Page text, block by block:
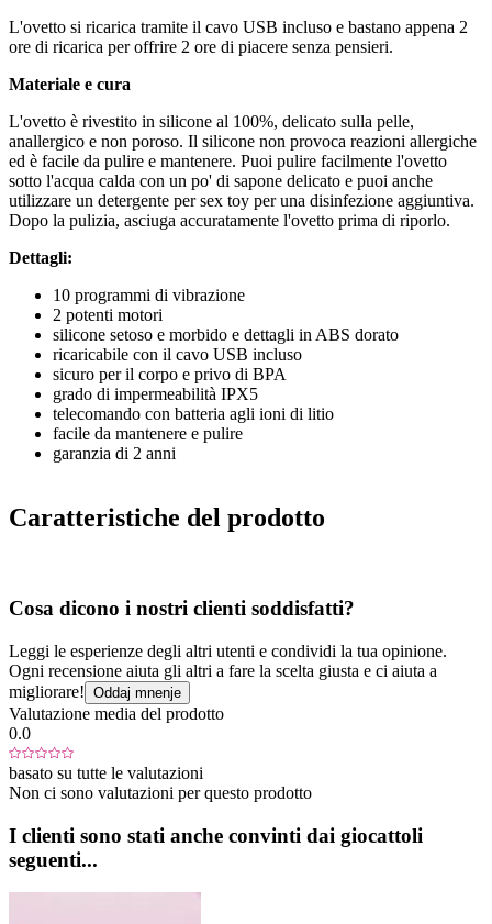
L'ovetto si ricarica tramite il cavo USB incluso e bastano appena 2
ore di ricarica per offrire 2 ore di piacere senza pensieri.
Materiale e cura
L'ovetto è rivestito in silicone al 100%, delicato sulla pelle,
anallergico e non poroso. Il silicone non provoca reazioni allergiche
ed è facile da pulire e mantenere. Puoi pulire facilmente l'ovetto
sotto l'acqua calda con un po' di sapone delicato e puoi anche
utilizzare un detergente per sex toy per una disinfezione aggiuntiva.
Dopo la pulizia, asciuga accuratamente l'ovetto prima di riporlo.
Dettagli:
10 programmi di vibrazione
2 potenti motori
silicone setoso e morbido e dettagli in ABS dorato
ricaricabile con il cavo USB incluso
sicuro per il corpo e privo di BPA
grado di impermeabilità IPX5
telecomando con batteria agli ioni di litio
facile da mantenere e pulire
garanzia di 2 anni
Caratteristiche del prodotto
Cosa dicono i nostri clienti soddisfatti?
Leggi le esperienze degli altri utenti e condividi la tua opinione.
Ogni recensione aiuta gli altri a fare la scelta giusta e ci aiuta a
migliorare! Oddaj mnenje
Valutazione media del prodotto
0.0
basato su tutte le valutazioni
Non ci sono valutazioni per questo prodotto
I clienti sono stati anche convinti dai giocattoli
seguenti...